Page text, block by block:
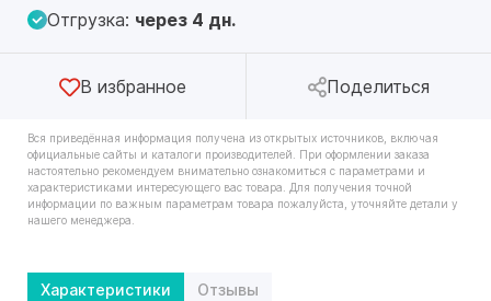
Отгрузка: через 4 дн.
В избранное Поделиться
Вся приведённая информация получена из открытых источников, включая
официальные сайты и каталоги производителей. При оформлении заказа
настоятельно рекомендуем внимательно ознакомиться с параметрами и
характеристиками интересующего вас товара. Для получения точной
информации по важным параметрам товара пожалуйста, уточняйте детали у
нашего менеджера.
Характеристики Отзывы